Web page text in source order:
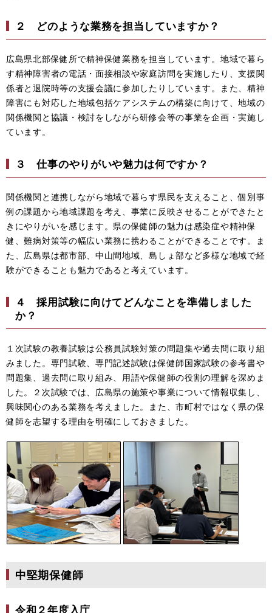
２ どのような業務を担当していますか？
広島県北部保健所で精神保健業務を担当しています。地域で暮ら
す精神障害者の電話・面接相談や家庭訪問を実施したり、支援関
係者と退院時等の支援会議に参加したりしています。また、精神
障害にも対応した地域包括ケアシステムの構築に向けて、地域の
関係機関と協議・検討をしながら研修会等の事業を企画・実施し
ています。
３ 仕事のやりがいや魅力は何ですか？
関係機関と連携しながら地域で暮らす県民を支えること、個別事
例の課題から地域課題を考え、事業に反映させることができたと
きにやりがいを感じます。県の保健師の魅力は感染症や精神保
健、難病対策等の幅広い業務に携わることができることです。ま
た、広島県は都市部、中山間地域、島しょ部など多様な地域で経
験ができることも魅力であると考えています。
４ 採用試験に向けてどんなことを準備しました
か？
１次試験の教養試験は公務員試験対策の問題集や過去問に取り組
みました。専門試験、専門記述試験は保健師国家試験の参考書や
問題集、過去問に取り組み、用語や保健師の役割の理解を深めま
した。２次試験では、広島県の施策や事業について情報収集し、
興味関心のある業務を考えました。また、市町村ではなく県の保
健師を志望する理由を明確にしておきました。
中堅期保健師
令和２年度入庁